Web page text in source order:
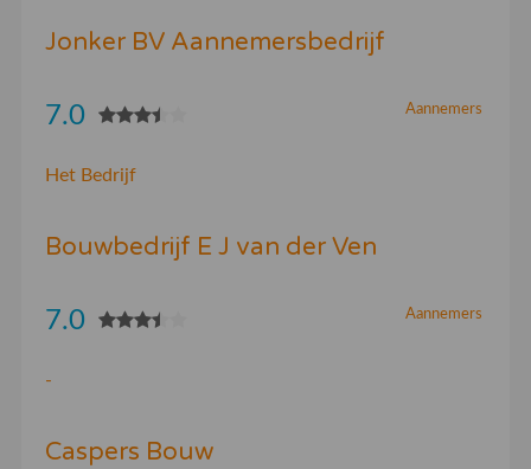
Jonker BV Aannemersbedrijf
Aannemers
7.0
Het Bedrijf
Bouwbedrijf E J van der Ven
Aannemers
7.0
-
Caspers Bouw